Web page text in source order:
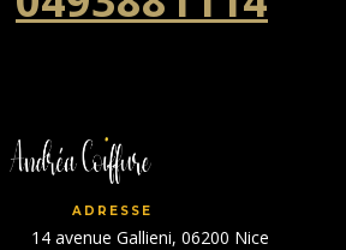
ADRESSE
14 avenue Gallieni, 06200 Nice